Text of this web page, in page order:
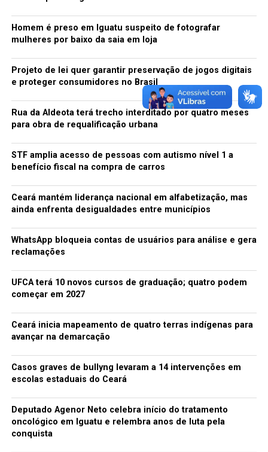
Homem é preso em Iguatu suspeito de fotografar
mulheres por baixo da saia em loja
Projeto de lei quer garantir preservação de jogos digitais
e proteger consumidores no Brasil
Rua da Aldeota terá trecho interditado por quatro meses
para obra de requalificação urbana
STF amplia acesso de pessoas com autismo nível 1 a
benefício fiscal na compra de carros
Ceará mantém liderança nacional em alfabetização, mas
ainda enfrenta desigualdades entre municípios
WhatsApp bloqueia contas de usuários para análise e gera
reclamações
UFCA terá 10 novos cursos de graduação; quatro podem
começar em 2027
Ceará inicia mapeamento de quatro terras indígenas para
avançar na demarcação
Casos graves de bullyng levaram a 14 intervenções em
escolas estaduais do Ceará
Deputado Agenor Neto celebra início do tratamento
oncológico em Iguatu e relembra anos de luta pela
conquista